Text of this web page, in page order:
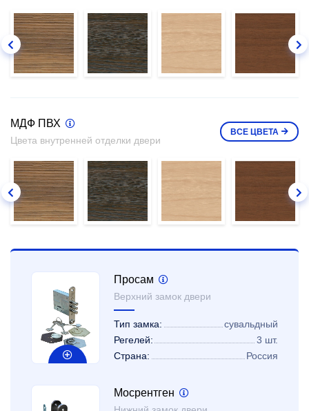
МДФ ПВХ
Цвета внутренней отделки двери
ВСЕ ЦВЕТА
Просам
Верхний замок двери
Тип замка:
сувальдный
Регелей:
3 шт.
Страна:
Россия
Мосрентген